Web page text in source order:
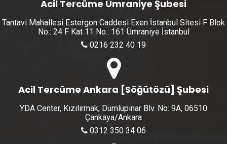
Acil Tercüme Ümraniye Şubesi
Tantavi Mahallesi Estergon Caddesi Exen İstanbul Sitesi F Blok
No.: 24 F Kat 11 No.: 161 Ümraniye İstanbul
0216 232 40 19
Acil Tercüme Ankara [Söğütözü] Şubesi
YDA Center, Kızılırmak, Dumlupınar Blv. No: 9A, 06510
Çankaya/Ankara
0312 350 34 06